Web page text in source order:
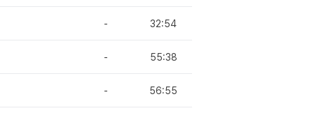
- 32:54
- 55:38
- 56:55